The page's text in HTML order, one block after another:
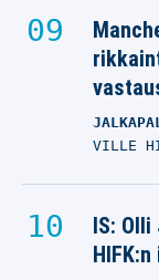
VILLE
IS: